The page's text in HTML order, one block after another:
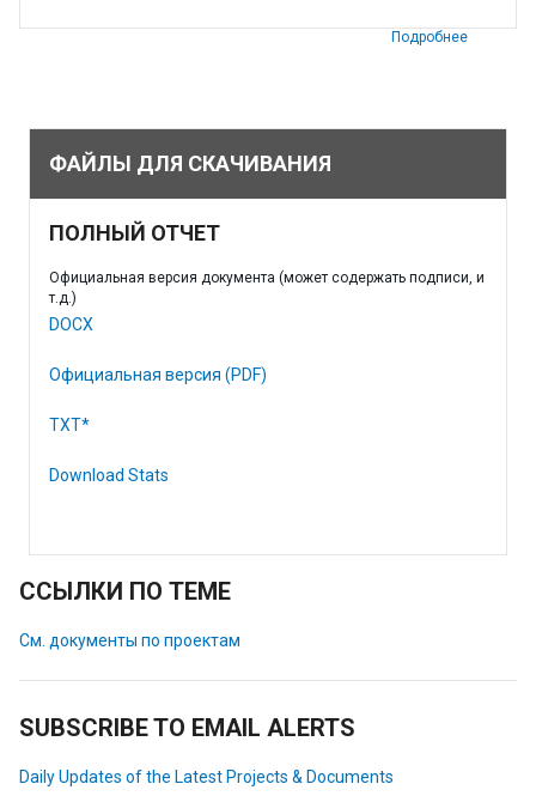
Подробнее
ФАЙЛЫ ДЛЯ СКАЧИВАНИЯ
ПОЛНЫЙ ОТЧЕТ
Официальная версия документа (может содержать подписи, и
т.д.)
DOCX
Официальная версия (PDF)
TXT*
Download Stats
ССЫЛКИ ПО ТЕМЕ
См. документы по проектам
SUBSCRIBE TO EMAIL ALERTS
Daily Updates of the Latest Projects & Documents